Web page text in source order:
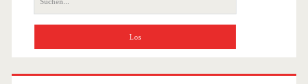
nach: